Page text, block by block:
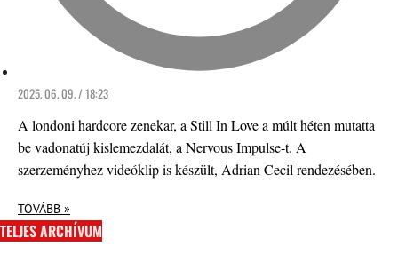
2025. 06. 09. / 18:23
A londoni hardcore zenekar, a Still In Love a múlt héten mutatta
be vadonatúj kislemezdalát, a Nervous Impulse-t. A
szerzeményhez videóklip is készült, Adrian Cecil rendezésében.
TOVÁBB »
TELJES ARCHÍVUM